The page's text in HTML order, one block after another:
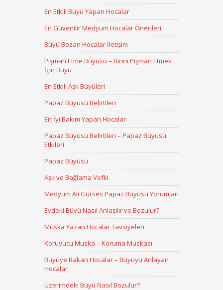
En Etkili Büyü Yapan Hocalar
En Güvenilir Medyum Hocalar Önerileri
Büyü Bozan Hocalar İletişim
Pişman Etme Büyüsü – Birini Pişman Etmek
İçin Büyü
En Etkili Aşk Büyüleri
Papaz Büyüsü Belirtileri
En İyi Bakım Yapan Hocalar
Papaz Büyüsü Belirtileri – Papaz Büyüsü
Etkileri
Papaz Büyüsü
Aşk ve Bağlama Vefki
Medyum Ali Gürses Papaz Büyüsü Yorumları
Evdeki Büyü Nasıl Anlaşılır ve Bozulur?
Muska Yazan Hocalar Tavsiyeleri
Koruyucu Muska – Koruma Muskası
Büyüye Bakan Hocalar – Büyüyü Anlayan
Hocalar
Üzerimdeki Büyü Nasıl Bozulur?